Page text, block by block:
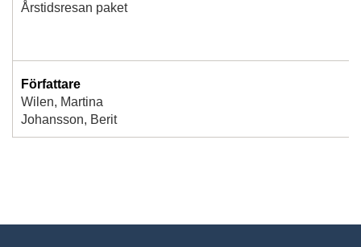
Årstidsresan paket
Författare
Wilen, Martina
Johansson, Berit